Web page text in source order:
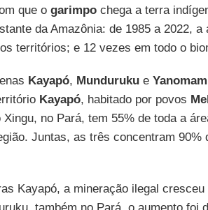
que ogarimpochega a terra
da Amazônia: de 1985 a 2022,
territórios; e 12 vezes em todo o
Kayapó, Mundurukue
Kayapó, habitado por povos
Xingu, no Pará, tem 55% de toda a
Juntas, as três concentram 90%
Kayapó, a mineração ilegal